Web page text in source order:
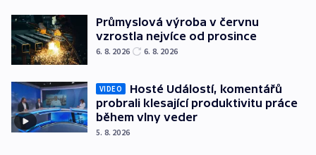
Průmyslová výroba v červnu
vzrostla nejvíce od prosince
6. 8. 2026 6. 8. 2026
VIDEO
Hosté Událostí, komentářů
probrali klesající produktivitu práce
během vlny veder
5. 8. 2026